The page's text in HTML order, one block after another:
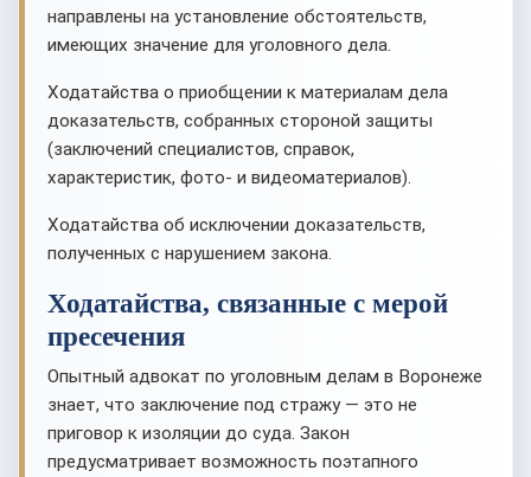
направлены на установление обстоятельств,
имеющих значение для уголовного дела.
Ходатайства о приобщении к материалам дела
доказательств, собранных стороной защиты
(заключений специалистов, справок,
характеристик, фото- и видеоматериалов).
Ходатайства об исключении доказательств,
полученных с нарушением закона.
Ходатайства, связанные с мерой
пресечения
Опытный адвокат по уголовным делам в Воронеже
знает, что заключение под стражу — это не
приговор к изоляции до суда. Закон
предусматривает возможность поэтапного